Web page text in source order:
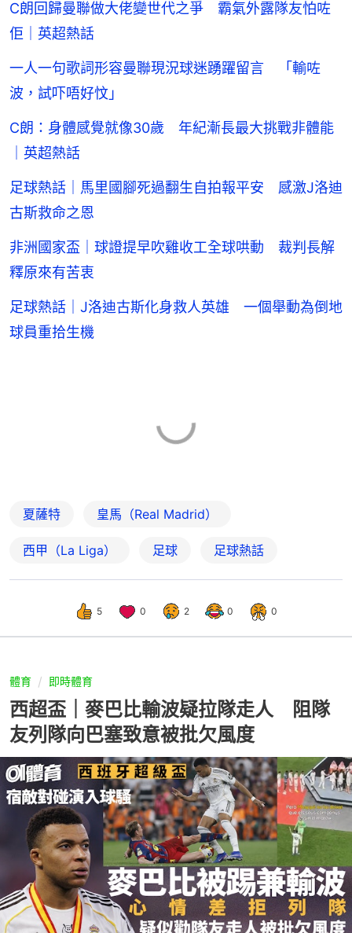
C朗回歸曼聯做大佬變世代之爭 霸氣外露隊友怕咗
佢｜英超熱話
一人一句歌詞形容曼聯現況球迷踴躍留言 「輸咗
波，試吓唔好忟」
C朗：身體感覺就像30歲 年紀漸長最大挑戰非體能
｜英超熱話
足球熱話｜馬里國腳死過翻生自拍報平安 感激J洛迪
古斯救命之恩
非洲國家盃｜球證提早吹雞收工全球哄動 裁判長解
釋原來有苦衷
足球熱話｜J洛迪古斯化身救人英雄 一個舉動為倒地
球員重拾生機
夏薩特 皇馬（Real Madrid）
西甲（La Liga） 足球 足球熱話
5 0 2 0 0
體育 即時體育
西超盃｜麥巴比輸波疑拉隊走人 阻隊
友列隊向巴塞致意被批欠風度